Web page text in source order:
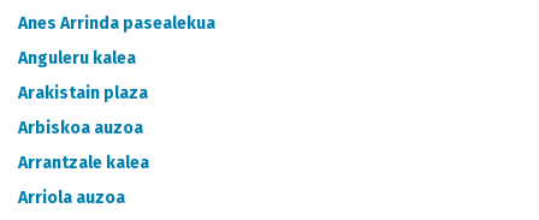
Anes Arrinda pasealekua
Anguleru kalea
Arakistain plaza
Arbiskoa auzoa
Arrantzale kalea
Arriola auzoa
CATÁLOGO DE METADATOS